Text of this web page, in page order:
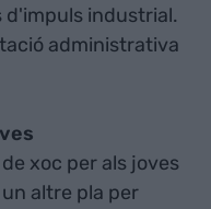
d'impuls industrial.
administrativa
xoc per als joves
altre pla per